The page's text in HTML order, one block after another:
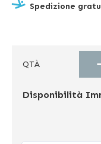
Spedizione
QTÀ
Disponibilità